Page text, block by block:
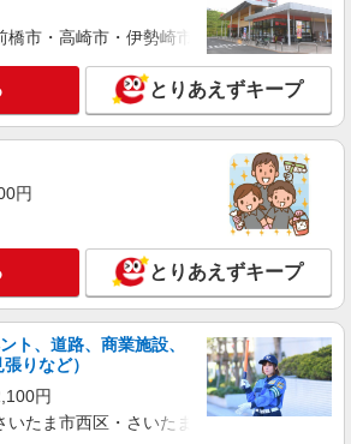
橋市・高崎市・伊勢崎市・太田市・館林市
とりあえずキープ
円
とりあえずキープ
ト、道路、商業施設、
りなど）
円
いたま市西区・さいたま市岩槻区・久喜市・